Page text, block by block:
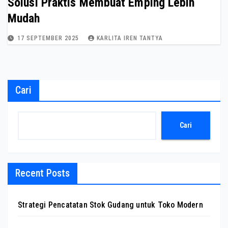
Mudah
17 SEPTEMBER 2025 KARLITA IREN TANTYA
Cari
Cari
Recent Posts
Strategi Pencatatan Stok Gudang untuk Toko Modern